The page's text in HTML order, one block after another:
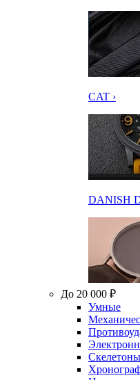
CAT ›
DANISH
До 20 000 ₽
Умные
Скелетоны